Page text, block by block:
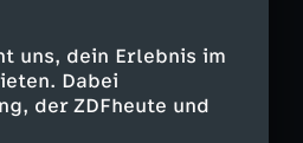
uns, dein Erlebnis im
Dabei
der ZDFheute und